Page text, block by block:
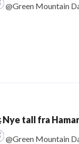
@Green Mountain
Nye tall fra
@Green Mountain